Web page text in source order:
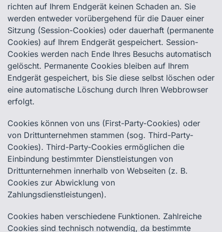
richten auf Ihrem Endgerät keinen Schaden an. Sie
werden entweder vorübergehend für die Dauer einer
Sitzung (Session-Cookies) oder dauerhaft (permanente
Cookies) auf Ihrem Endgerät gespeichert. Session-
Cookies werden nach Ende Ihres Besuchs automatisch
gelöscht. Permanente Cookies bleiben auf Ihrem
Endgerät gespeichert, bis Sie diese selbst löschen oder
eine automatische Löschung durch Ihren Webbrowser
erfolgt.
Cookies können von uns (First-Party-Cookies) oder
von Drittunternehmen stammen (sog. Third-Party-
Cookies). Third-Party-Cookies ermöglichen die
Einbindung bestimmter Dienstleistungen von
Drittunternehmen innerhalb von Webseiten (z. B.
Cookies zur Abwicklung von
Zahlungsdienstleistungen).
Cookies haben verschiedene Funktionen. Zahlreiche
Cookies sind technisch notwendig, da bestimmte